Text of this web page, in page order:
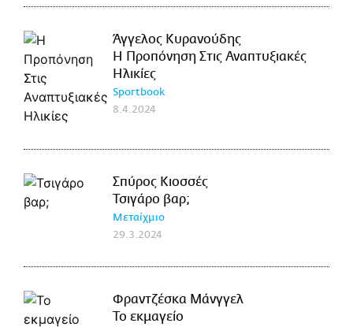
Άγγελος Κυρανούδης
Η Προπόνηση Στις Αναπτυξιακές
Ηλικίες
Sportbook
8.4.2024
Σπύρος Κιοσσές
Τσιγάρο βαρ;
Μεταίχμιο
29.3.2024
Φραντζέσκα Μάνγγελ
Το εκμαγείο